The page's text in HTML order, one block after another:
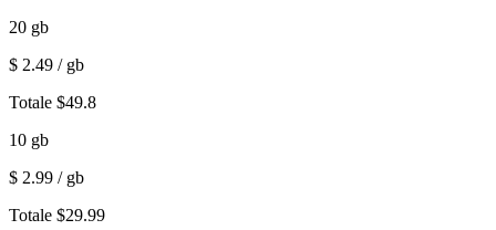
20 gb
$ 2.49 / gb
Totale $49.8
10 gb
$ 2.99 / gb
Totale $29.99